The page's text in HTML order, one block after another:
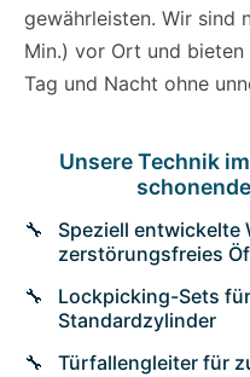
gewährleisten. Wir sind
Min.) vor Ort und
Tag und Nacht ohne
Unsere Technik
Speziell entwickelte
zerstörungsfreies
Lockpicking-Sets
Standardzylinder
Türfallengleiter für